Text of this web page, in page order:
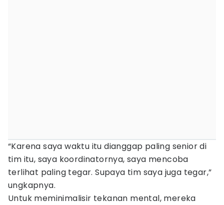
“Karena saya waktu itu dianggap paling senior di
tim itu, saya koordinatornya, saya mencoba
terlihat paling tegar. Supaya tim saya juga tegar,”
ungkapnya.
Untuk meminimalisir tekanan mental, mereka